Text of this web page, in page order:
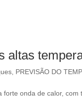
altas
, PREVISÃO DO
onda de calor,